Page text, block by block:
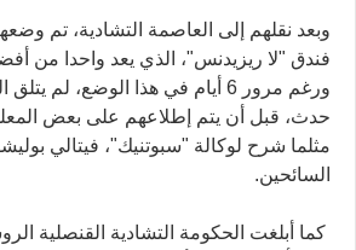
وبعد نقلهم إلى العاصمة التشادية، تم
فندق "لا ريزيدنس"، الذي يعد واحدا من
ورغم مرور 6 أيام في هذا الوضع،
حدث، قبل أن يتم إطلاعهم على بعض
مثلما شرح لوكالة "سبوتنيك"، فيتالي
السائحين.
كما أبلغت الحكومة التشادية القنصلية